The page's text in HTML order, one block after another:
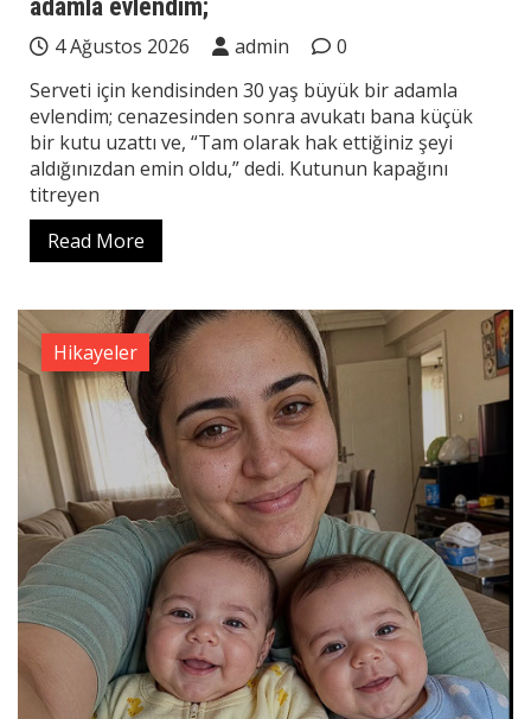
adamla evlendim;
4 Ağustos 2026 admin
0
Serveti için kendisinden 30 yaş büyük bir adamla
evlendim; cenazesinden sonra avukatı bana küçük
bir kutu uzattı ve, “Tam olarak hak ettiğiniz şeyi
aldığınızdan emin oldu,” dedi. Kutunun kapağını
titreyen
Read More
Hikayeler